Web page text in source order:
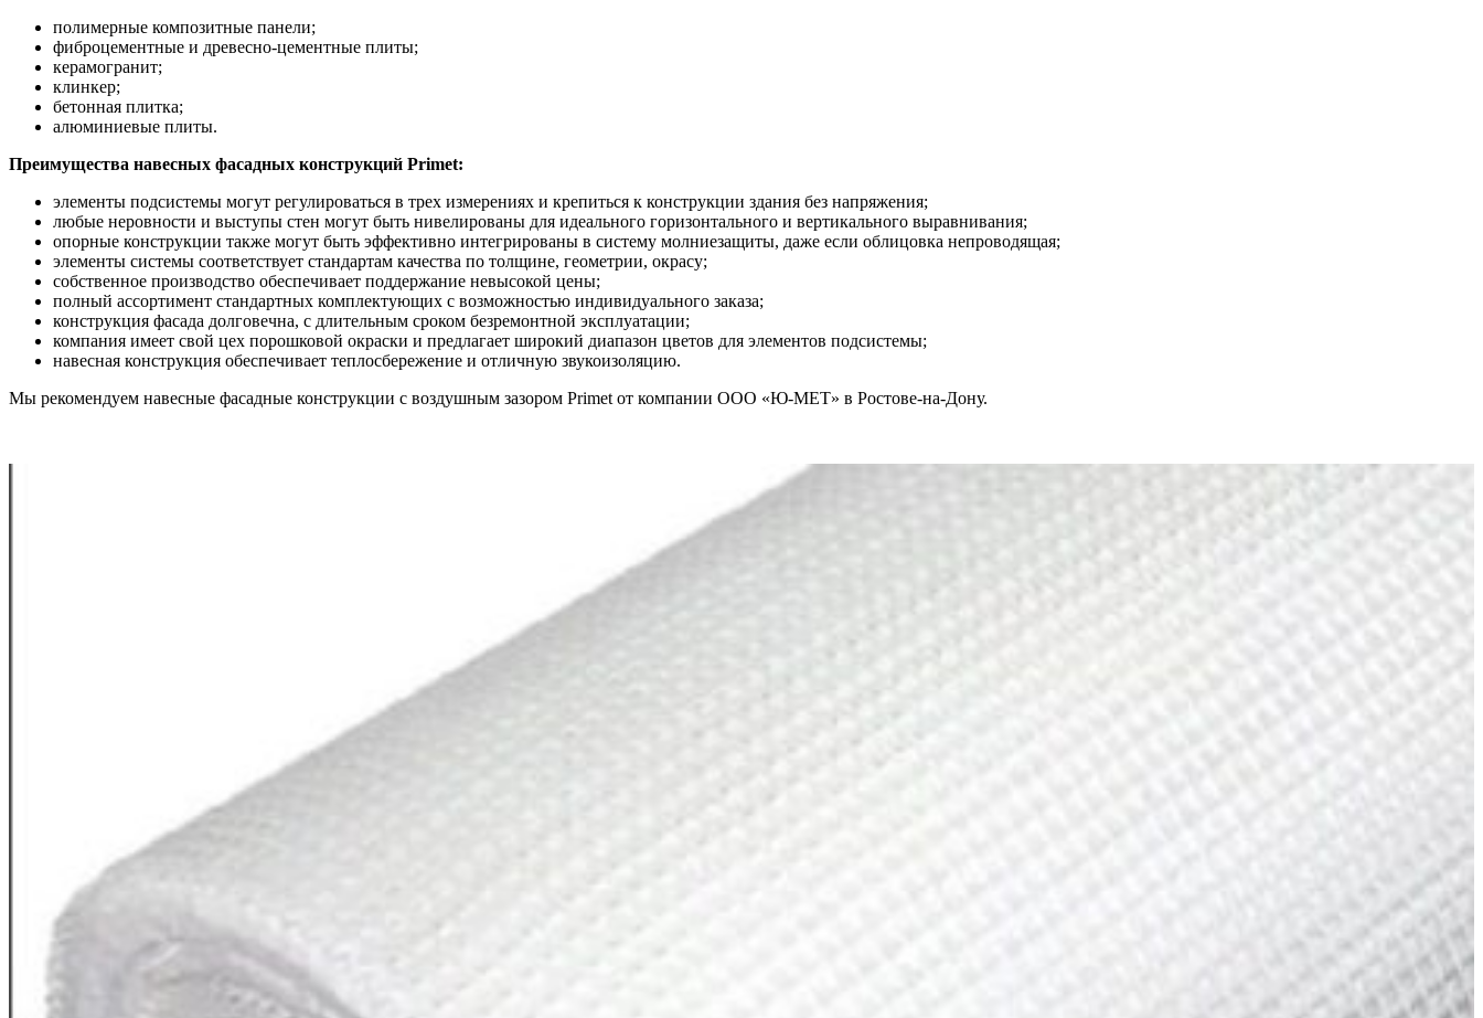
полимерные композитные панели;
фиброцементные и древесно-цементные плиты;
керамогранит;
клинкер;
бетонная плитка;
алюминиевые плиты.
Преимущества навесных фасадных конструкций Primet:
элементы подсистемы могут регулироваться в трех измерениях и крепиться к конструкции здания без напряжения;
любые неровности и выступы стен могут быть нивелированы для идеального горизонтального и вертикального выравнивания;
опорные конструкции также могут быть эффективно интегрированы в систему молниезащиты, даже если облицовка непроводящая;
элементы системы соответствует стандартам качества по толщине, геометрии, окрасу;
собственное производство обеспечивает поддержание невысокой цены;
полный ассортимент стандартных комплектующих с возможностью индивидуального заказа;
конструкция фасада долговечна, с длительным сроком безремонтной эксплуатации;
компания имеет свой цех порошковой окраски и предлагает широкий диапазон цветов для элементов подсистемы;
навесная конструкция обеспечивает теплосбережение и отличную звукоизоляцию.
Мы рекомендуем навесные фасадные конструкции с воздушным зазором Primet от компании ООО «Ю-МЕТ» в Ростове-на-Дону.